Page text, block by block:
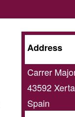
Online
/
Home
delivery
service
Address
Carrer
43592 Xerta
Spain